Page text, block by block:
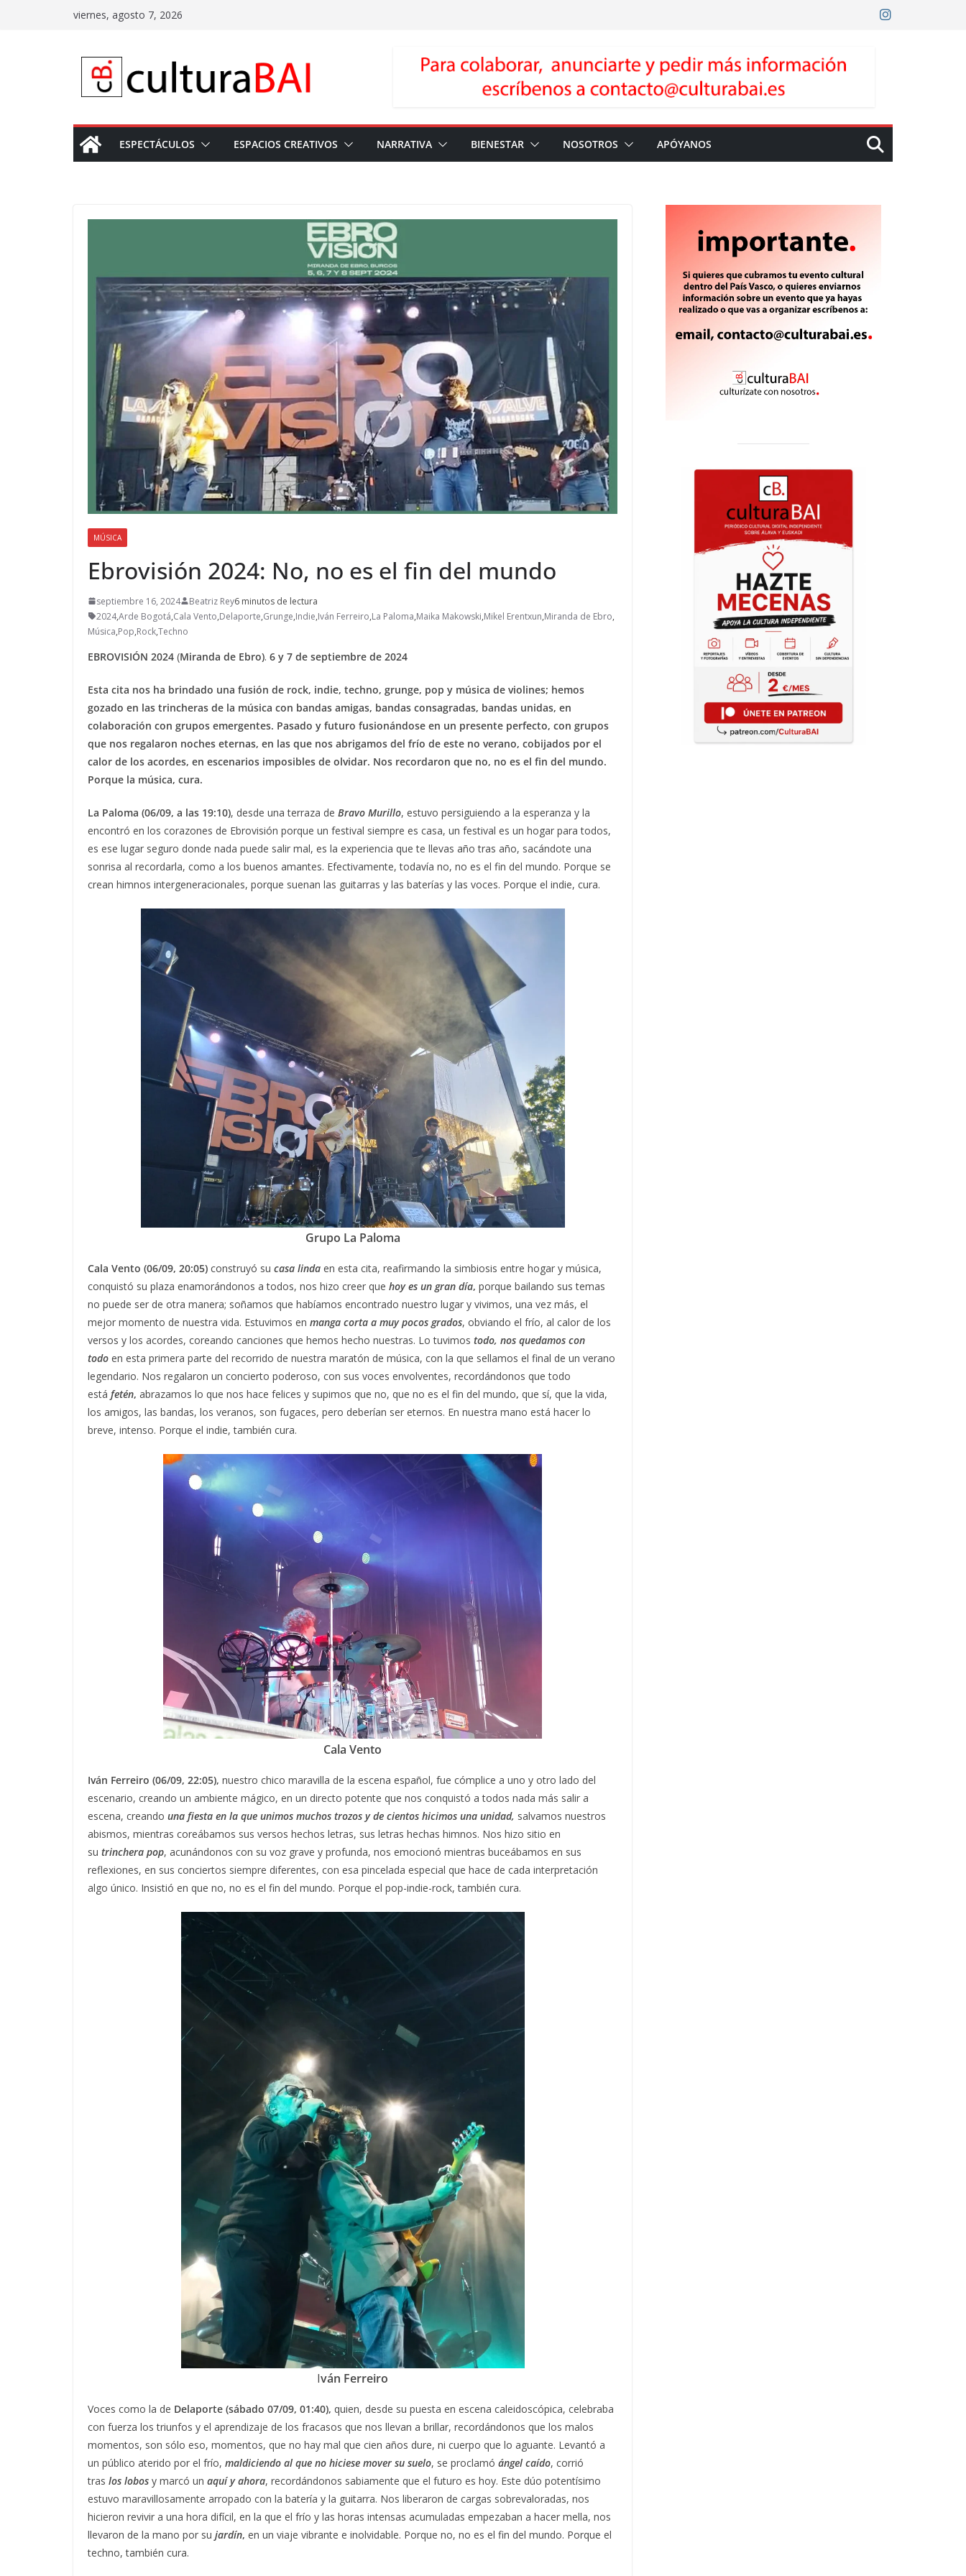
viernes, agosto 7, 2026
ESPECTÁCULOS ESPACIOS CREATIVOS NARRATIVA BIENESTAR NOSOTROS APÓYANOS
MÚSICA
Ebrovisión 2024: No, no es el fin del mundo
septiembre 16, 2024 Beatriz Rey6 minutos de lectura
2024,Arde Bogotá,Cala Vento,Delaporte,Grunge,Indie,Iván Ferreiro,La Paloma,Maika Makowski,Mikel Erentxun,Miranda de Ebro,
Música,Pop,Rock,Techno
EBROVISIÓN 2024 (Miranda de Ebro). 6 y 7 de septiembre de 2024
Esta cita nos ha brindado una fusión de rock, indie, techno, grunge, pop y música de violines; hemos
gozado en las trincheras de la música con bandas amigas, bandas consagradas, bandas unidas, en
colaboración con grupos emergentes. Pasado y futuro fusionándose en un presente perfecto, con grupos
que nos regalaron noches eternas, en las que nos abrigamos del frío de este no verano, cobijados por el
calor de los acordes, en escenarios imposibles de olvidar. Nos recordaron que no, no es el fin del mundo.
Porque la música, cura.
La Paloma (06/09, a las 19:10), desde una terraza de Bravo Murillo, estuvo persiguiendo a la esperanza y la
encontró en los corazones de Ebrovisión porque un festival siempre es casa, un festival es un hogar para todos,
es ese lugar seguro donde nada puede salir mal, es la experiencia que te llevas año tras año, sacándote una
sonrisa al recordarla, como a los buenos amantes. Efectivamente, todavía no, no es el fin del mundo. Porque se
crean himnos intergeneracionales, porque suenan las guitarras y las baterías y las voces. Porque el indie, cura.
Grupo La Paloma
Cala Vento (06/09, 20:05) construyó su casa linda en esta cita, reafirmando la simbiosis entre hogar y música,
conquistó su plaza enamorándonos a todos, nos hizo creer que hoy es un gran día, porque bailando sus temas
no puede ser de otra manera; soñamos que habíamos encontrado nuestro lugar y vivimos, una vez más, el
mejor momento de nuestra vida. Estuvimos en manga corta a muy pocos grados, obviando el frío, al calor de los
versos y los acordes, coreando canciones que hemos hecho nuestras. Lo tuvimos todo, nos quedamos con
todo en esta primera parte del recorrido de nuestra maratón de música, con la que sellamos el final de un verano
legendario. Nos regalaron un concierto poderoso, con sus voces envolventes, recordándonos que todo
está fetén, abrazamos lo que nos hace felices y supimos que no, que no es el fin del mundo, que sí, que la vida,
los amigos, las bandas, los veranos, son fugaces, pero deberían ser eternos. En nuestra mano está hacer lo
breve, intenso. Porque el indie, también cura.
Cala Vento
Iván Ferreiro (06/09, 22:05), nuestro chico maravilla de la escena español, fue cómplice a uno y otro lado del
escenario, creando un ambiente mágico, en un directo potente que nos conquistó a todos nada más salir a
escena, creando una fiesta en la que unimos muchos trozos y de cientos hicimos una unidad, salvamos nuestros
abismos, mientras coreábamos sus versos hechos letras, sus letras hechas himnos. Nos hizo sitio en
su trinchera pop, acunándonos con su voz grave y profunda, nos emocionó mientras buceábamos en sus
reflexiones, en sus conciertos siempre diferentes, con esa pincelada especial que hace de cada interpretación
algo único. Insistió en que no, no es el fin del mundo. Porque el pop-indie-rock, también cura.
Iván Ferreiro
Voces como la de Delaporte (sábado 07/09, 01:40), quien, desde su puesta en escena caleidoscópica, celebraba
con fuerza los triunfos y el aprendizaje de los fracasos que nos llevan a brillar, recordándonos que los malos
momentos, son sólo eso, momentos, que no hay mal que cien años dure, ni cuerpo que lo aguante. Levantó a
un público aterido por el frío, maldiciendo al que no hiciese mover su suelo, se proclamó ángel caído, corrió
tras los lobos y marcó un aquí y ahora, recordándonos sabiamente que el futuro es hoy. Este dúo potentísimo
estuvo maravillosamente arropado con la batería y la guitarra. Nos liberaron de cargas sobrevaloradas, nos
hicieron revivir a una hora difícil, en la que el frío y las horas intensas acumuladas empezaban a hacer mella, nos
llevaron de la mano por su jardín, en un viaje vibrante e inolvidable. Porque no, no es el fin del mundo. Porque el
techno, también cura.